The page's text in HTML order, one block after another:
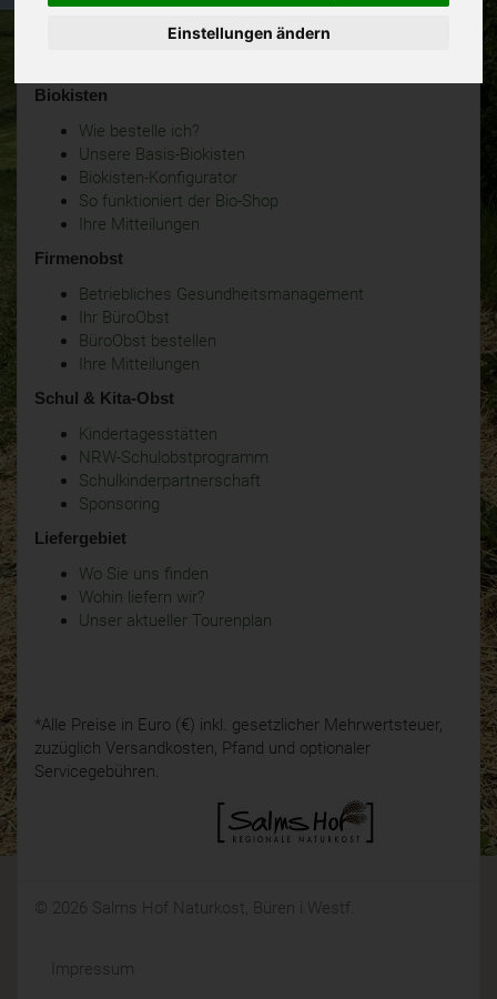
Einstellungen ändern
Biokisten
Wie bestelle ich?
Unsere Basis-Biokisten
Biokisten-Konfigurator
So funktioniert der Bio-Shop
Ihre Mitteilungen
Firmenobst
Betriebliches Gesundheitsmanagement
Ihr BüroObst
BüroObst bestellen
Ihre Mitteilungen
Schul & Kita-Obst
Kindertagesstätten
NRW-Schulobstprogramm
Schulkinderpartnerschaft
Sponsoring
Liefergebiet
Wo Sie uns finden
Wohin liefern wir?
Unser aktueller Tourenplan
*Alle Preise in Euro (€) inkl. gesetzlicher Mehrwertsteuer,
zuzüglich Versandkosten, Pfand und optionaler
Servicegebühren.
© 2026 Salms Hof Naturkost, Büren i.Westf.
Impressum